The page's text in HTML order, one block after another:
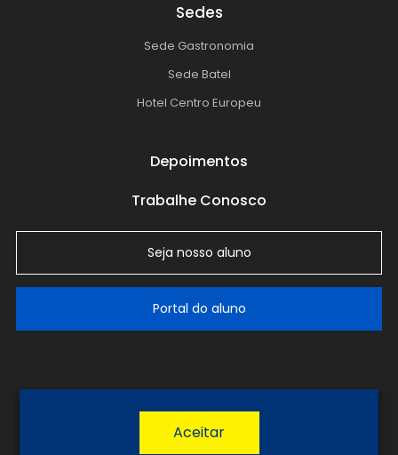
Sedes
Sede Gastronomia
Sede Batel
Hotel Centro Europeu
Depoimentos
Trabalhe Conosco
Seja nosso aluno
Portal do aluno
Política de Privacidade